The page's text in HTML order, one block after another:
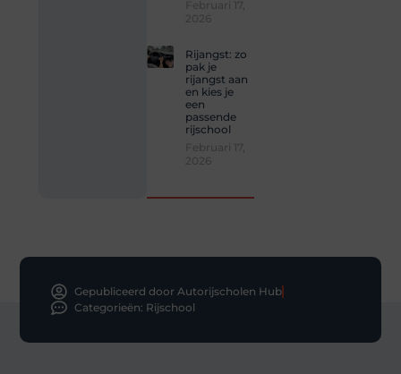
Rijangst: zo
pak je
rijangst aan
en kies je
een
passende
rijschool
Gepubliceerd door Autorijscholen Hub
Categorieën: Rijschool